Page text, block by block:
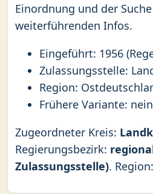
Einordnung und der
weiterführenden Infos.
Eingeführt: 1956
Zulassungsstelle:
Region:
Frühere Variante: nein
Zugeordneter Kreis:
Regierungsbezirk:
Zulassungsstelle). Region: